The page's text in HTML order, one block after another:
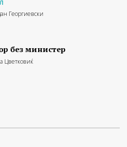
Георгиевски
без министер
Цветковиќ